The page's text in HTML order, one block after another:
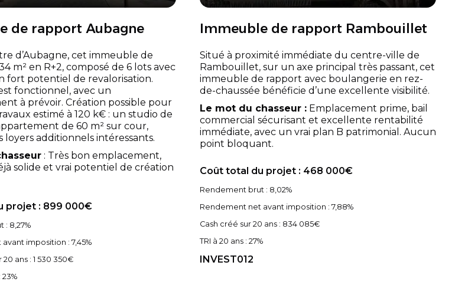
de rapport Aubagne
d’Aubagne, cet immeuble de
m² en R+2, composé de 6 lots avec
fort potentiel de revalorisation.
fonctionnel, avec un
à prévoir. Création possible pour
estimé à 120 k€ : un studio de
de 60 m² sur cour,
loyers additionnels intéressants.
: Très bon emplacement,
solide et vrai potentiel de création
projet : 899 000€
: 8,27%
imposition : 7,45%
ans : 1 530 350€
23%
Immeuble de rapport Rambouillet
Situé à proximité immédiate du centre-ville de
Rambouillet, sur un axe principal très passant, cet
immeuble de rapport avec boulangerie en rez-
de-chaussée bénéficie d’une excellente visibilité.
Le mot du chasseur : Emplacement prime, bail
commercial sécurisant et excellente rentabilité
immédiate, avec un vrai plan B patrimonial. Aucun
point bloquant.
Coût total du projet : 468 000€
Rendement brut : 8,02%
Rendement net avant imposition : 7,88%
Cash créé sur 20 ans : 834 085€
TRI à 20 ans : 27%
INVEST012